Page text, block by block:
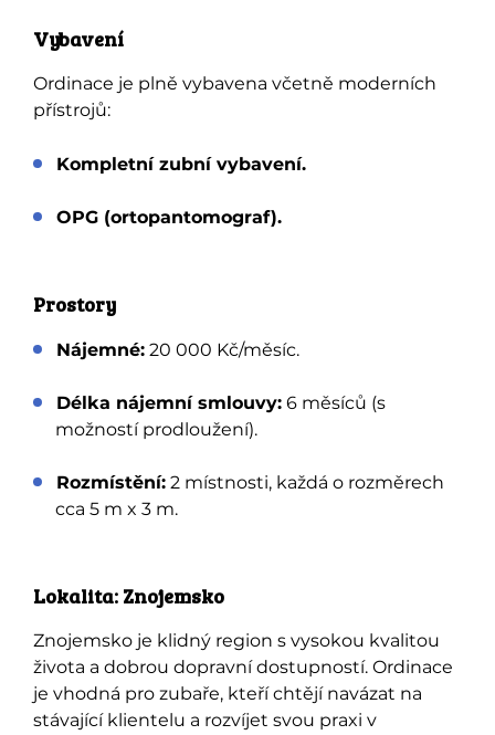
Vybavení
Ordinace je plně vybavena včetně moderních
přístrojů:
Kompletní zubní vybavení.
OPG (ortopantomograf).
Prostory
Nájemné: 20 000 Kč/měsíc.
Délka nájemní smlouvy: 6 měsíců (s
možností prodloužení).
Rozmístění: 2 místnosti, každá o rozměrech
cca 5 m x 3 m.
Lokalita: Znojemsko
Znojemsko je klidný region s vysokou kvalitou
života a dobrou dopravní dostupností. Ordinace
je vhodná pro zubaře, kteří chtějí navázat na
stávající klientelu a rozvíjet svou praxi v